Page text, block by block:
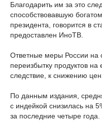
Благодарить им за это
способствовавшую
президента, говорится в
предоставлен ИноТВ.
Ответные меры России на
переизбытку продуктов на
следствие, к снижению цен.
По данным издания,
с индейкой снизилась на
за последние четыре